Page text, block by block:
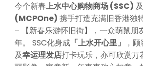
今个新春上水中心购物商场 (SSC) 及
(MCPOne) 携手打造充满旧香港独
– 【新春乐游怀旧街】，一众萌鼠朋
年。 SSC化身成 「上水开心里」 ，
及幸运理发店打卡玩乐，亦可欣赏万